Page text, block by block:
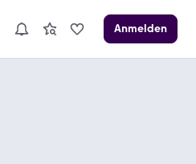
Anmelden